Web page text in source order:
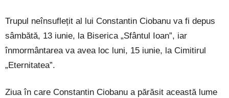
Trupul neînsuflețit al lui Constantin Ciobanu va fi depus
sâmbătă, 13 iunie, la Biserica „Sfântul Ioan”, iar
înmormântarea va avea loc luni, 15 iunie, la Cimitirul
„Eternitatea”.
Ziua în care Constantin Ciobanu a părăsit această lume